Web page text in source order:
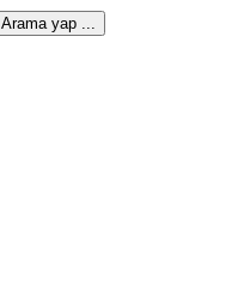
Arama yap ...